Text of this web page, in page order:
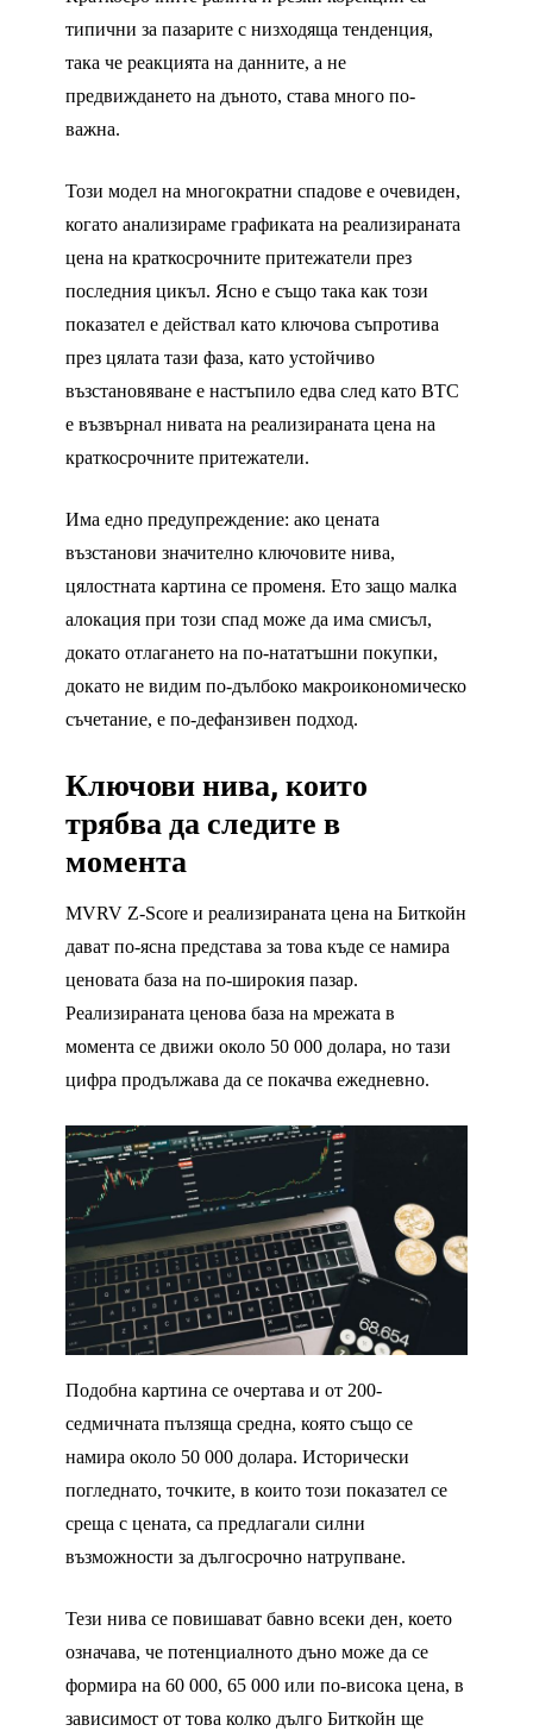
типични за пазарите с низходяща тенденция,
така че реакцията на данните, а не
предвиждането на дъното, става много по-
важна.
Този модел на многократни спадове е очевиден,
когато анализираме графиката на реализираната
цена на краткосрочните притежатели през
последния цикъл. Ясно е също така как този
показател е действал като ключова съпротива
през цялата тази фаза, като устойчиво
възстановяване е настъпило едва след като BTC
е възвърнал нивата на реализираната цена на
краткосрочните притежатели.
Има едно предупреждение: ако цената
възстанови значително ключовите нива,
цялостната картина се променя. Ето защо малка
алокация при този спад може да има смисъл,
докато отлагането на по-нататъшни покупки,
докато не видим по-дълбоко макроикономическо
съчетание, е по-дефанзивен подход.
Ключови нива, които
трябва да следите в
момента
MVRV Z-Score и реализираната цена на Биткойн
дават по-ясна представа за това къде се намира
ценовата база на по-широкия пазар.
Реализираната ценова база на мрежата в
момента се движи около 50 000 долара, но тази
цифра продължава да се покачва ежедневно.
Подобна картина се очертава и от 200-
седмичната пълзяща средна, която също се
намира около 50 000 долара. Исторически
погледнато, точките, в които този показател се
среща с цената, са предлагали силни
възможности за дългосрочно натрупване.
Тези нива се повишават бавно всеки ден, което
означава, че потенциалното дъно може да се
формира на 60 000, 65 000 или по-висока цена, в
зависимост от това колко дълго Биткойн ще